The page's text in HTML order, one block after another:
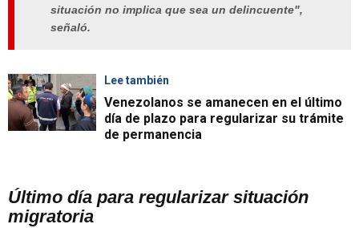
situación no implica que sea un delincuente",
señaló.
Lee también
Venezolanos se amanecen en el último
día de plazo para regularizar su trámite
de permanencia
Último día para regularizar situación
migratoria